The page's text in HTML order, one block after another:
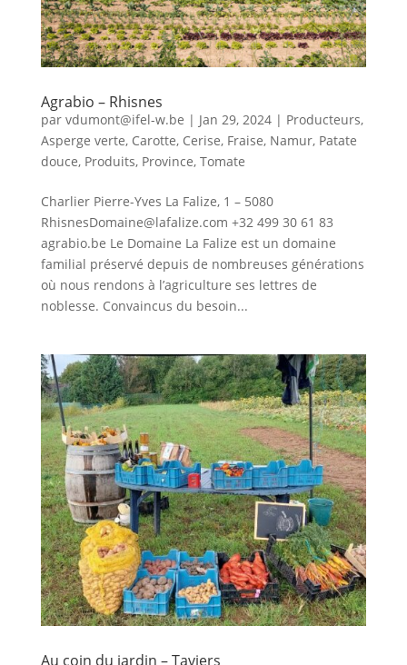
Agrabio – Rhisnes
par vdumont@ifel-w.be | Jan 29, 2024| Producteurs,
Asperge verte, Carotte, Cerise, Fraise, Namur, Patate
douce, Produits, Province, Tomate
Charlier Pierre-Yves La Falize, 1 – 5080
RhisnesDomaine@lafalize.com +32 499 30 61 83
agrabio.be Le Domaine La Falize est un domaine
familial préservé depuis de nombreuses générations
où nous rendons à l’agriculture ses lettres de
noblesse. Convaincus du besoin...
Au coin du jardin – Taviers